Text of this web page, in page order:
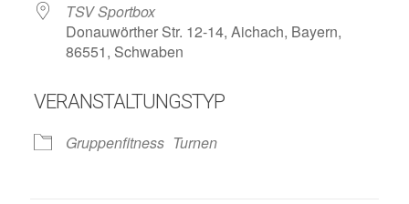
TSV Sportbox
Donauwörther Str. 12-14, Aichach, Bayern,
86551, Schwaben
VERANSTALTUNGSTYP
Gruppenfitness Turnen